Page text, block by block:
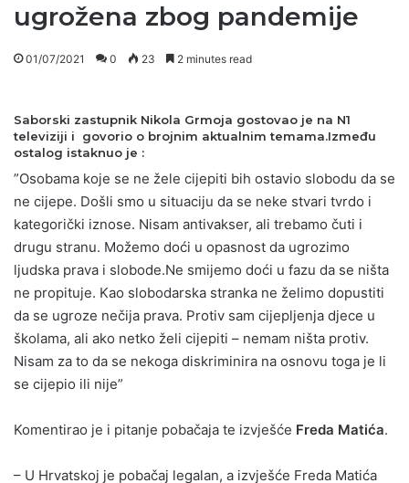
ugrožena zbog pandemije
01/07/2021 0 23 2 minutes read
Saborski zastupnik Nikola Grmoja gostovao je na N1
televiziji i
govorio o brojnim aktualnim temama.Između
ostalog istaknuo je :
”Osobama koje se ne žele cijepiti bih ostavio slobodu da se
ne cijepe. Došli smo u situaciju da se neke stvari tvrdo i
kategorički iznose. Nisam antivakser, ali trebamo čuti i
drugu stranu. Možemo doći u opasnost da ugrozimo
ljudska prava i slobode.Ne smijemo doći u fazu da se ništa
ne propituje. Kao slobodarska stranka ne želimo dopustiti
da se ugroze nečija prava. Protiv sam cijepljenja djece u
školama, ali ako netko želi cijepiti – nemam ništa protiv.
Nisam za to da se nekoga diskriminira na osnovu toga je li
se cijepio ili nije”
Komentirao je i pitanje pobačaja te izvješće Freda Matića.
– U Hrvatskoj je pobačaj legalan, a izvješće Freda Matića